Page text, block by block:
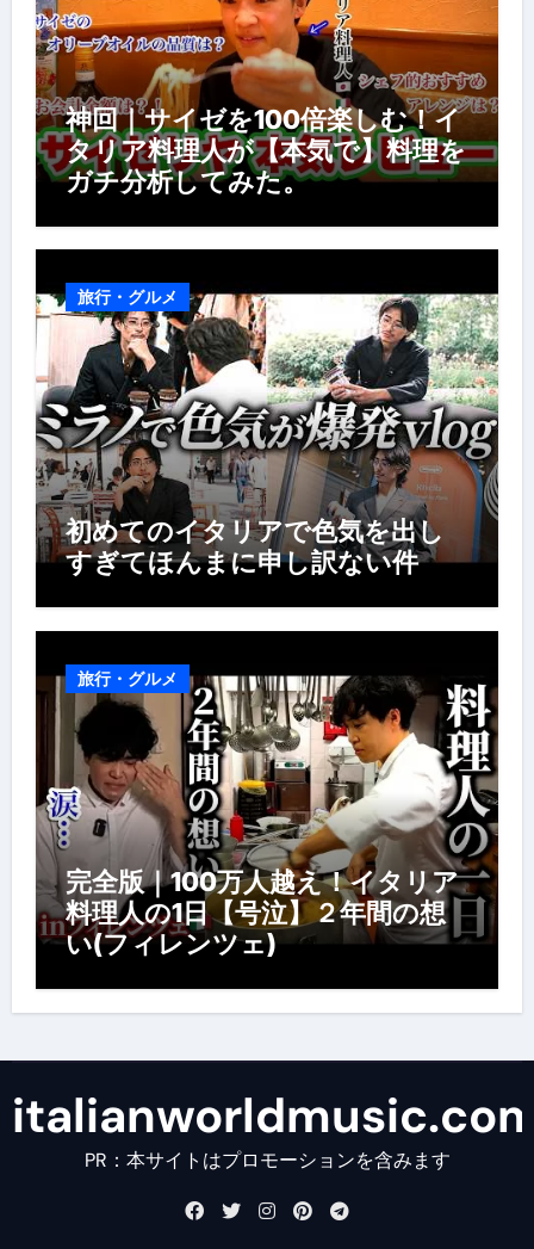
神回｜サイゼを100倍楽しむ！イ
タリア料理人が【本気で】料理を
ガチ分析してみた。
旅行・グルメ
初めてのイタリアで色気を出し
すぎてほんまに申し訳ない件
旅行・グルメ
完全版｜100万人越え！イタリア
料理人の1日【号泣】２年間の想
い(フィレンツェ)
PR：本サイトはプロモーションを含みます